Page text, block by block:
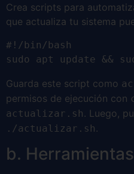
Crea scripts para
que actualiza tu sistema
#!/bin/bash
sudo apt update &&
Guarda este script como
permisos de ejecución con
actualizar.sh . Luego,
./actualizar.sh .
b.